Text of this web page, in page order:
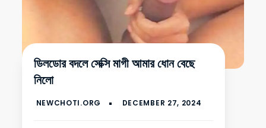
ডিলডোর বদলে সেক্সি মাগী আমার ধোন বেছে
নিলো